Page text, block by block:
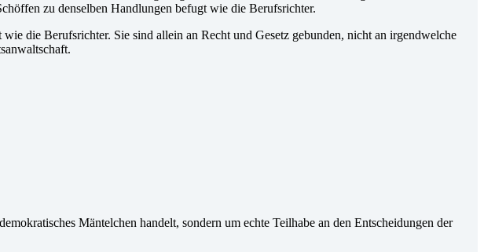
zu denselben Handlungen befugt wie die Berufsrichter.
die Berufsrichter. Sie sind allein an Recht und Gesetz gebunden, nicht an irgendwelche
Mäntelchen handelt, sondern um echte Teilhabe an den Entscheidungen der